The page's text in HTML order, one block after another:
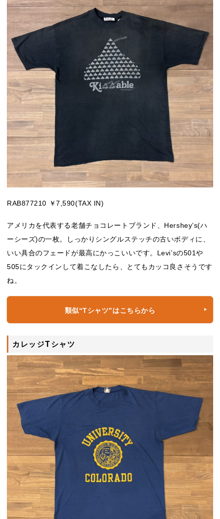
RAB877210 ￥7,590(TAX IN)
アメリカを代表する老舗チョコレートブランド、Hershey’s(ハ
ーシーズ)の一枚。しっかりシングルステッチの古いボディに、
いい具合のフェードが最高にかっこいいです。Levi’sの501や
505にタックインして着こなしたら、とてもカッコ良さそうです
ね。
類似“Tシャツ”はこちらから
カレッジTシャツ